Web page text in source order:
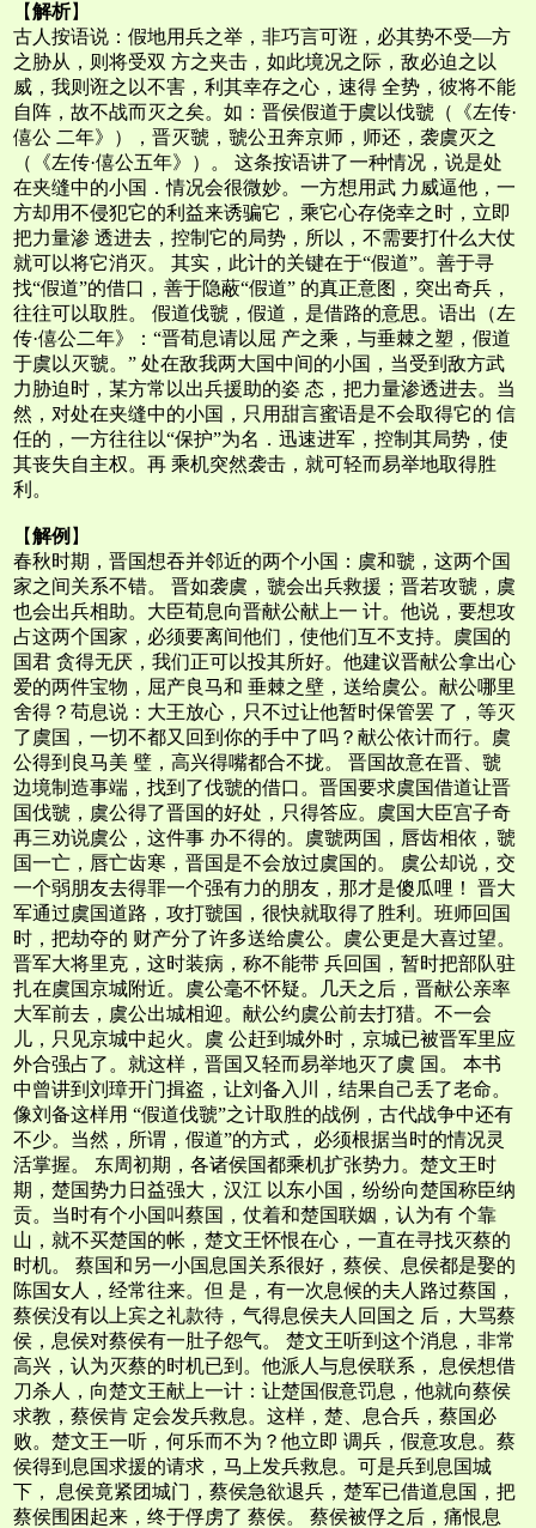
【解析】
古人按语说：假地用兵之举，非巧言可诳，必其势不受—方
之胁从，则将受双 方之夹击，如此境况之际，敌必迫之以
威，我则诳之以不害，利其幸存之心，速得 全势，彼将不能
自阵，故不战而灭之矣。如：晋侯假道于虞以伐虢（《左传·
僖公 二年》），晋灭虢，虢公丑奔京师，师还，袭虞灭之
（《左传·僖公五年》）。 这条按语讲了一种情况，说是处
在夹缝中的小国．情况会很微妙。一方想用武 力威逼他，一
方却用不侵犯它的利益来诱骗它，乘它心存侥幸之时，立即
把力量渗 透进去，控制它的局势，所以，不需要打什么大仗
就可以将它消灭。 其实，此计的关键在于“假道”。善于寻
找“假道”的借口，善于隐蔽“假道” 的真正意图，突出奇兵，
往往可以取胜。 假道伐虢，假道，是借路的意思。语出（左
传·僖公二年》：“晋荀息请以屈 产之乘，与垂棘之塑，假道
于虞以灭虢。” 处在敌我两大国中间的小国，当受到敌方武
力胁迫时，某方常以出兵援助的姿 态，把力量渗透进去。当
然，对处在夹缝中的小国，只用甜言蜜语是不会取得它的 信
任的，一方往往以“保护”为名．迅速进军，控制其局势，使
其丧失自主权。再 乘机突然袭击，就可轻而易举地取得胜
利。
【解例 】
春秋时期，晋国想吞并邻近的两个小国：虞和虢，这两个国
家之间关系不错。 晋如袭虞，虢会出兵救援；晋若攻虢，虞
也会出兵相助。大臣荀息向晋献公献上一 计。他说，要想攻
占这两个国家，必须要离间他们，使他们互不支持。虞国的
国君 贪得无厌，我们正可以投其所好。他建议晋献公拿出心
爱的两件宝物，屈产良马和 垂棘之壁，送给虞公。献公哪里
舍得？苟息说：大王放心，只不过让他暂时保管罢 了，等灭
了虞国，一切不都又回到你的手中了吗？献公依计而行。虞
公得到良马美 璧，高兴得嘴都合不拢。 晋国故意在晋、虢
边境制造事端，找到了伐虢的借口。晋国要求虞国借道让晋
国伐虢，虞公得了晋国的好处，只得答应。虞国大臣宫子奇
再三劝说虞公，这件事 办不得的。虞虢两国，唇齿相依，虢
国一亡，唇亡齿寒，晋国是不会放过虞国的。 虞公却说，交
一个弱朋友去得罪一个强有力的朋友，那才是傻瓜哩！ 晋大
军通过虞国道路，攻打虢国，很快就取得了胜利。班师回国
时，把劫夺的 财产分了许多送给虞公。虞公更是大喜过望。
晋军大将里克，这时装病，称不能带 兵回国，暂时把部队驻
扎在虞国京城附近。虞公毫不怀疑。几天之后，晋献公亲率
大军前去，虞公出城相迎。献公约虞公前去打猎。不一会
儿，只见京城中起火。虞 公赶到城外时，京城已被晋军里应
外合强占了。就这样，晋国又轻而易举地灭了虞 国。 本书
中曾讲到刘璋开门揖盗，让刘备入川，结果自己丢了老命。
像刘备这样用 “假道伐虢”之计取胜的战例，古代战争中还有
不少。当然，所谓，假道”的方式， 必须根据当时的情况灵
活掌握。 东周初期，各诸侯国都乘机扩张势力。楚文王时
期，楚国势力日益强大，汉江 以东小国，纷纷向楚国称臣纳
贡。当时有个小国叫蔡国，仗着和楚国联姻，认为有 个靠
山，就不买楚国的帐，楚文王怀恨在心，一直在寻找灭蔡的
时机。 蔡国和另一小国息国关系很好，蔡侯、息侯都是娶的
陈国女人，经常往来。但 是，有一次息候的夫人路过蔡国，
蔡侯没有以上宾之礼款待，气得息侯夫人回国之 后，大骂蔡
侯，息侯对蔡侯有一肚子怨气。 楚文王听到这个消息，非常
高兴，认为灭蔡的时机已到。他派人与息侯联系， 息侯想借
刀杀人，向楚文王献上一计：让楚国假意罚息，他就向蔡侯
求教，蔡侯肯 定会发兵救息。这样，楚、息合兵，蔡国必
败。楚文王一听，何乐而不为？他立即 调兵，假意攻息。蔡
侯得到息国求援的请求，马上发兵救息。可是兵到息国城
下， 息侯竟紧团城门，蔡侯急欲退兵，楚军已借道息国，把
蔡侯围困起来，终于俘虏了 蔡侯。 蔡侯被俘之后，痛恨息